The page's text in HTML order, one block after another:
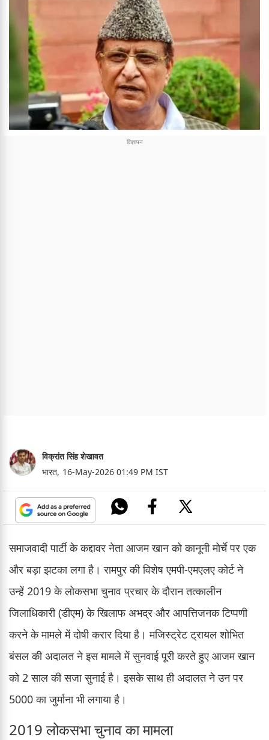
विक्रांत सिंह शेखावत
भारत, 16-May-2026 01:49 PM IST
समाजवादी पार्टी के कद्दावर नेता आजम खान को कानूनी मोर्चे पर एक
और बड़ा झटका लगा है। रामपुर की विशेष एमपी-एमएलए कोर्ट ने
उन्हें 2019 के लोकसभा चुनाव प्रचार के दौरान तत्कालीन
जिलाधिकारी (डीएम) के खिलाफ अभद्र और आपत्तिजनक टिप्पणी
करने के मामले में दोषी करार दिया है। मजिस्ट्रेट ट्रायल शोभित
बंसल की अदालत ने इस मामले में सुनवाई पूरी करते हुए आजम खान
को 2 साल की सजा सुनाई है। इसके साथ ही अदालत ने उन पर
5000 का जुर्माना भी लगाया है।
2019 लोकसभा चुनाव का मामला